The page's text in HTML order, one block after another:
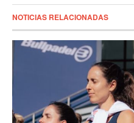
NOTICIAS RELACIONADAS